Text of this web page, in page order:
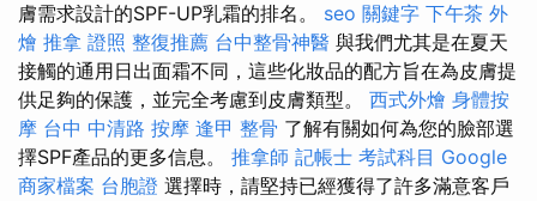
膚需求設計的SPF-UP乳霜的排名。 seo 關鍵字 下午茶 外
燴 推拿 證照 整復推薦 台中整骨神醫 與我們尤其是在夏天
接觸的通用日出面霜不同，這些化妝品的配方旨在為皮膚提
供足夠的保護，並完全考慮到皮膚類型。 西式外燴 身體按
摩 台中 中清路 按摩 逢甲 整骨 了解有關如何為您的臉部選
擇SPF產品的更多信息。 推拿師 記帳士 考試科目 Google
商家檔案 台胞證 選擇時，請堅持已經獲得了許多滿意客戶